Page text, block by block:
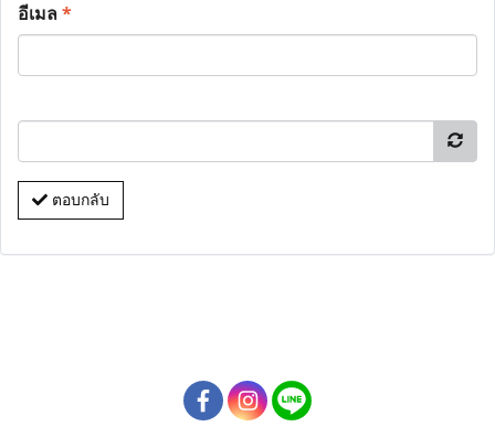
อีเมล*
ตอบกลับ